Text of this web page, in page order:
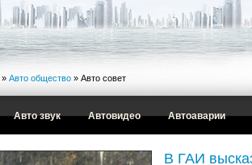
Авто звук Автовидео Автоаварии
» Авто общество » Авто совет
В ГАИ